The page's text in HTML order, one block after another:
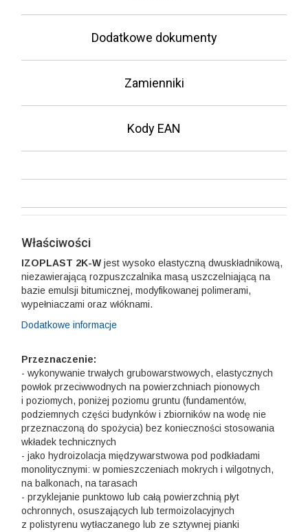
Dodatkowe dokumenty
Zamienniki
Kody EAN
Właściwości
IZOPLAST 2K-W jest wysoko elastyczną dwuskładnikową,
niezawierającą rozpuszczalnika masą uszczelniającą na
bazie emulsji bitumicznej, modyfikowanej polimerami,
wypełniaczami oraz włóknami.
Dodatkowe informacje
Przeznaczenie:
- wykonywanie trwałych grubowarstwowych, elastycznych
powłok przeciwwodnych na powierzchniach pionowych
i poziomych, poniżej poziomu gruntu (fundamentów,
podziemnych części budynków i zbiorników na wodę nie
przeznaczoną do spożycia) bez konieczności stosowania
wkładek technicznych
- jako hydroizolacja międzywarstwowa pod podkładami
monolitycznymi: w pomieszczeniach mokrych i wilgotnych,
na balkonach, na tarasach
- przyklejanie punktowo lub całą powierzchnią płyt
ochronnych, osuszających lub termoizolacyjnych
z polistyrenu wytłaczanego lub ze sztywnej pianki